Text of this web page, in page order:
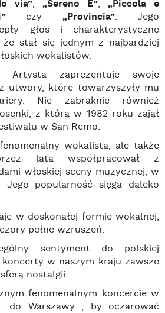
via”, „Sereno E”, „Piccola e
czy „Provincia”. Jego
głos i charakterystyczne
że stał się jednym z najbardziej
wokalistów.
Artysta zaprezentuje swoje
utwory, które towarzyszyły mu
Nie zabraknie również
z którą w 1982 roku zajął
w San Remo.
wokalista, ale także
lata współpracował z
włoskiej sceny muzycznej, w
popularność sięga daleko
w doskonałej formie wokalnej,
pełne wzruszeń.
sentyment do polskiej
w naszym kraju zawsze
nostalgii.
fenomenalnym koncercie w
do Warszawy , by oczarować